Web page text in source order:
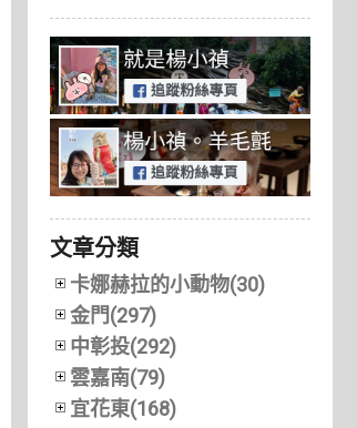
文章分類
卡娜赫拉的小動物(30)
金門(297)
中彰投(292)
雲嘉南(79)
宜花東(168)